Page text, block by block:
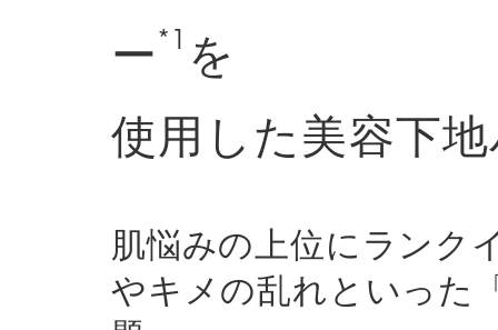
ー *1 を
使用した美容下
肌悩みの上位にランク
やキメの乱れといった